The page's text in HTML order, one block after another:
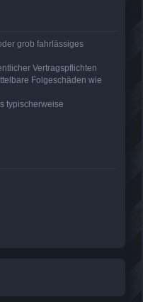
grob fahrlässiges
Vertragspflichten
Folgeschäden wie
typischerweise